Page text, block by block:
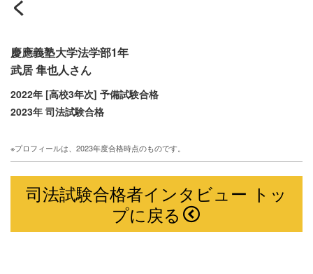
く
慶應義塾大学法学部1年
武居 隼也人さん
2022年 [高校3年次] 予備試験合格
2023年 司法試験合格
※プロフィールは、2023年度合格時点のものです。
司法試験合格者インタビュー トッ
プに戻る